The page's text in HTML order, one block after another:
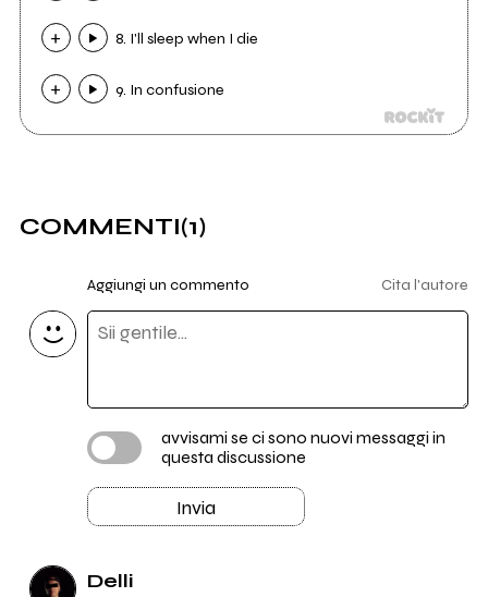
8. I'll sleep when I die
9. In confusione
COMMENTI(1)
Aggiungi un commento Cita l'autore
avvisami se ci sono nuovi messaggi in
questa discussione
Invia
Delli